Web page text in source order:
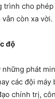
cho
còn xa vời.
độ
phát
các đội
chính trị,